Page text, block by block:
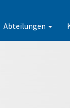
Abteilungen